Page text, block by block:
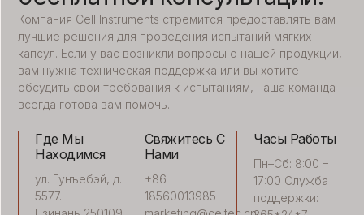
Компания Cell Instruments стремится предоставлять вам
лучшие решения для проведения испытаний мягких
капсул. Если у вас возникли вопросы о нашей продукции,
вам нужна техническая поддержка или вы хотите
обсудить свои требования к испытаниям, наша команда
всегда готова вам помочь.
Где Мы
Находимся
ул. Гунъебэй, д.
5577.
Свяжитесь С
Нами
+86
18560013985
Часы Работы
Пн–Сб: 8:00 –
17:00 Служба
поддержки: